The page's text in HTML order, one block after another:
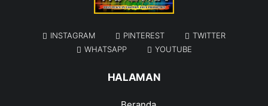
INSTAGRAM PINTEREST
TWITTER
WHATSAPP
YOUTUBE
HALAMAN